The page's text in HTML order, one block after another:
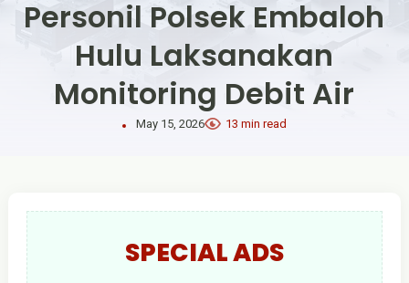
Personil Polsek Embaloh
Hulu Laksanakan
Monitoring Debit Air
May 15, 2026 13 min read
SPECIAL ADS